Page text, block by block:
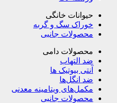
حیوانات خانگی
خوراک سگ و گربه
محصولات جانبی
محصولات دامی
ضد التهاب
آنتی بیوتیک ها
ضد انگل‌ها
مکمل‌های ویتامینه معدنی
محصولات جانبی